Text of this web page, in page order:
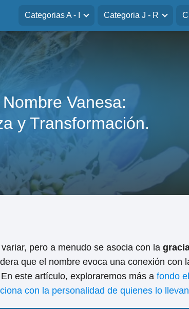
Categorias A - I Categoria J - R
Vanesa:
y Transformación.
pero a menudo se asocia con la
que el nombre evoca una conexión con
este artículo, exploraremos más a fondo
con la personalidad de quienes lo llevan